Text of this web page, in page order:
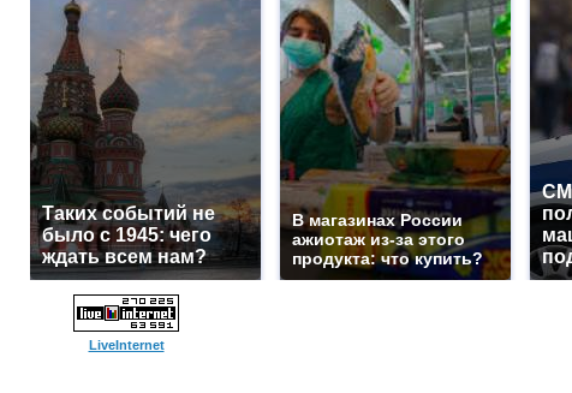
Таких событий не
было с 1945: чего
ждать всем нам?
В магазинах России
ажиотаж из-за этого
продукта: что купить?
LiveInternet